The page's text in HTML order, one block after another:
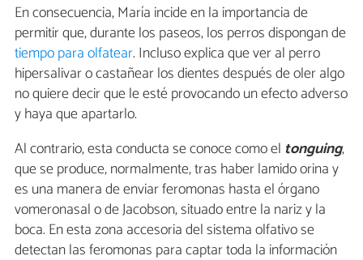
En consecuencia, María incide en la importancia de
permitir que, durante los paseos, los perros dispongan de
tiempo para olfatear. Incluso explica que ver al perro
hipersalivar o castañear los dientes después de oler algo
no quiere decir que le esté provocando un efecto adverso
y haya que apartarlo.
Al contrario, esta conducta se conoce como el tonguing,
que se produce, normalmente, tras haber lamido orina y
es una manera de enviar feromonas hasta el órgano
vomeronasal o de Jacobson, situado entre la nariz y la
boca. En esta zona accesoria del sistema olfativo se
detectan las feromonas para captar toda la información